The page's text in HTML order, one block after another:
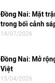
Đồng Nai: Mặt
trong bối cảnh
14/07/2026
Đồng Nai: Mở
Việt
15/04/2026